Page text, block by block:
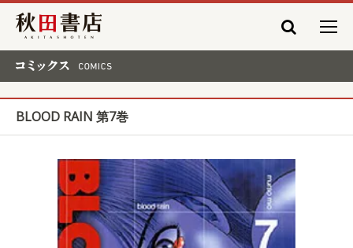
秋田書店
BLOOD RAIN 第7巻